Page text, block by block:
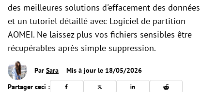
des meilleures solutions d'effacement des données
et un tutoriel détaillé avec Logiciel de partition
AOMEI. Ne laissez plus vos fichiers sensibles être
récupérables après simple suppression.
Par Sara
Mis à jour le 18/05/2026
Partager ceci :